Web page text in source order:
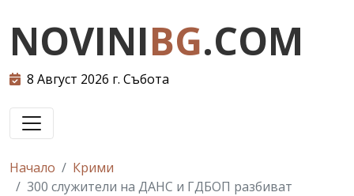
NOVINIBG.COM
8 Август 2026 г. Събота
Начало
Крими
300 служители на ДАНС и ГДБОП разбиват